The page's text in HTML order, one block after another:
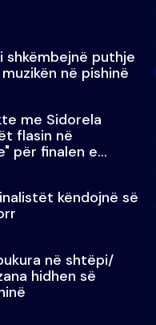
shkëmbejnë puthje
në pishinë
me Sidorela
flasin në
për finalen e
këndojnë së
në shtëpi/
hidhen së